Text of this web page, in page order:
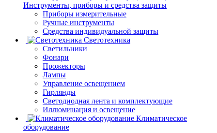
Инструменты, приборы и средства защиты
Приборы измерительные
Ручные инструменты
Средства индивидуальной защиты
Светотехника
Светильники
Фонари
Прожекторы
Лампы
Управление освещением
Гирлянды
Светодиодная лента и комплектующие
Иллюминация и освещение
Климатическое
оборудование